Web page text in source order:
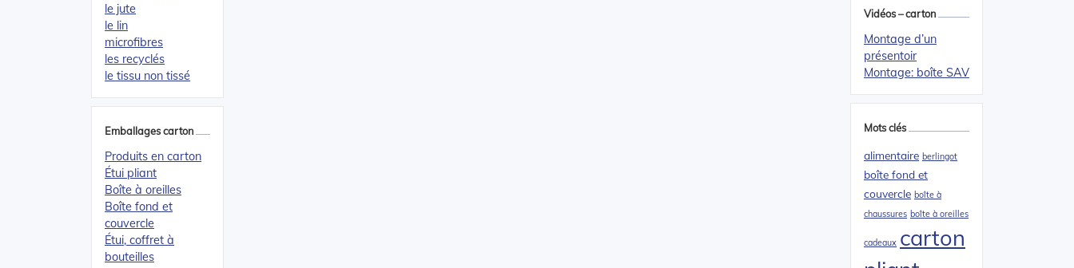
le jute
le lin
microfibres
les recyclés
le tissu non tissé
Emballages carton
Produits en carton
Étui pliant
Boîte à oreilles
Boîte fond et
couvercle
Étui, coffret à
bouteilles
Vidéos – carton
Montage d’un
présentoir
Montage: boîte SAV
Mots clés
alimentaire berlingot
boîte fond et
couvercle boîte à
chaussures boîte à oreilles
cadeaux carton